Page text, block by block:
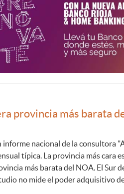
provincia más barata
informe nacional de la consultora
típica. La provincia más cara
más barata del NOA. El Sur
no mide el poder adquisitivo